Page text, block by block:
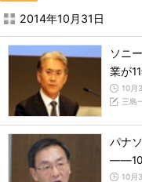
2014年10月の記事一覧
2014年10月31日
ソニ
業が
10月
三島
パナ
――10
10月